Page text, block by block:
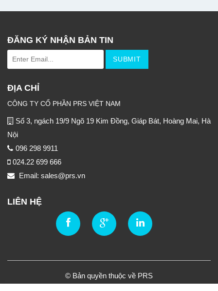
ĐĂNG KÝ NHẬN BẢN TIN
ĐỊA CHỈ
CÔNG TY CỔ PHẦN PRS VIỆT NAM
Số 3, ngách 19/9 Ngõ 19 Kim Đồng, Giáp Bát, Hoàng Mai, Hà
Nội
096 298 9911
024.22 699 666
Email: sales@prs.vn
LIÊN HỆ
© Bản quyền thuộc về PRS